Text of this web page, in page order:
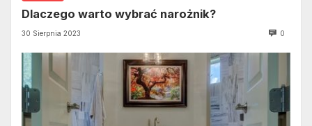
Dlaczego warto wybrać narożnik?
30 Sierpnia 2023 0